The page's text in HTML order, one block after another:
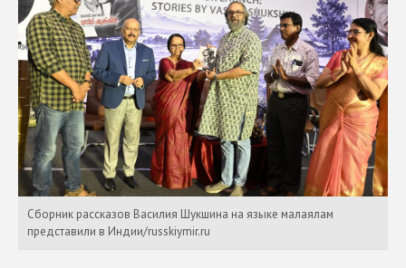
Сборник рассказов Василия Шукшина на языке малаялам
представили в Индии/russkiymir.ru